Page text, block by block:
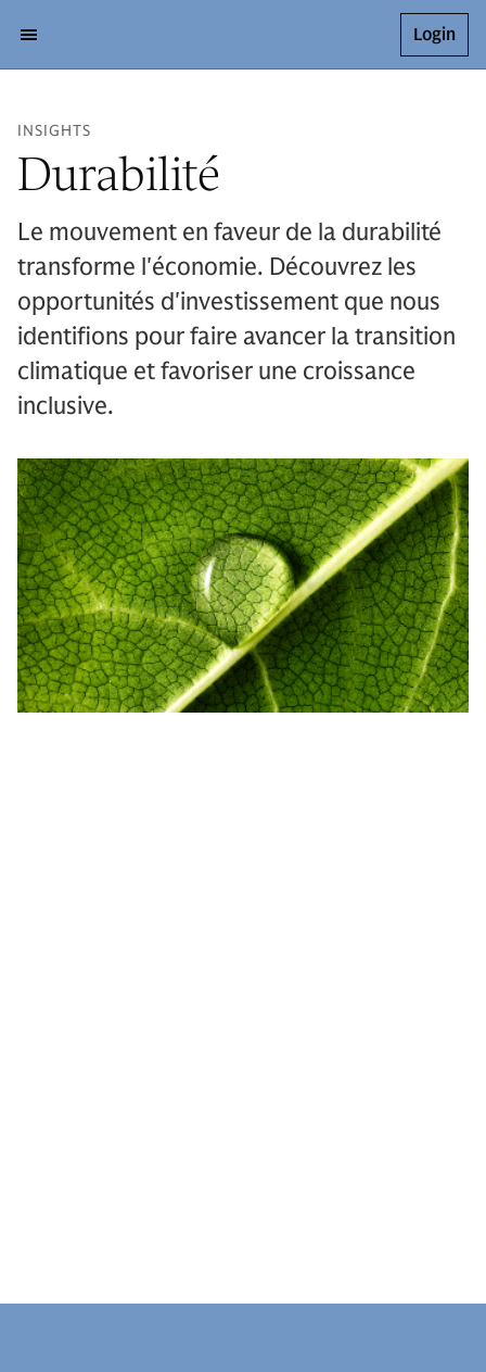
Login
INSIGHTS
Durabilité
Le mouvement en faveur de la durabilité
transforme l'économie. Découvrez les
opportunités d'investissement que nous
identifions pour faire avancer la transition
climatique et favoriser une croissance
inclusive.